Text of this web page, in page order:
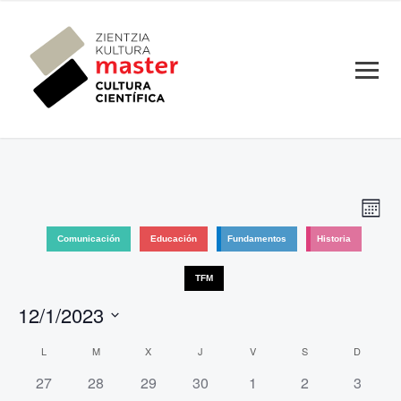
de
Mes
Comunicación Educación Fundamentos Historia
TFM
12/1/2023
Calendario
de
L M X J V S D
0
27
0
28
0
29
0
30
0
1
0
2
0
3